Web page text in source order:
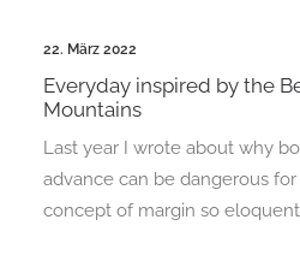
22. März 2022
Everyday inspired by the
Mountains
Last year I wrote about why
advance can be dangerous
concept of margin so